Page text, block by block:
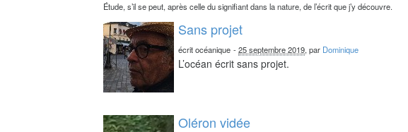
Étude, s’il se peut, après celle du signifiant dans la nature, de l’écrit que j’y découvre.
Sans projet
écrit océanique -25 septembre 2019, par Dominique
L’océan écrit sans projet.
Oléron vidée